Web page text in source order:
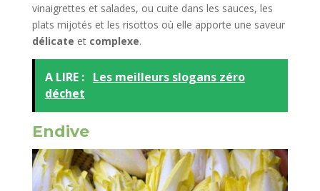
vinaigrettes et salades, ou cuite dans les sauces, les
plats mijotés et les risottos où elle apporte une saveur
délicate et complexe.
A LIRE : Les meilleurs slogans zéro
déchet
Endive